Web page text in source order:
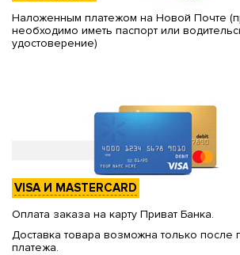
Наложенным платежом на Новой Почте
необходимо иметь паспорт или
удостоверение)
VISA И MASTERCARD
Оплата заказа на карту Приват Банка.
Доставка товара возможна только после
платежа.